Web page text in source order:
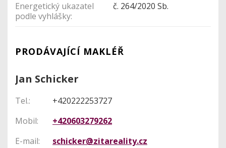
Energetický ukazatel
podle vyhlášky:
č. 264/2020 Sb.
PRODÁVAJÍCÍ MAKLÉŘ
Jan Schicker
Tel.:
+420222253727
Mobil:
+420603279262
E-mail:
schicker@zitareality.cz